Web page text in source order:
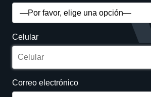
Celular
Correo electrónico